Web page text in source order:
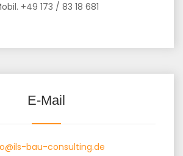
+49 173 / 83 18 681
E-Mail
bau-consulting.de